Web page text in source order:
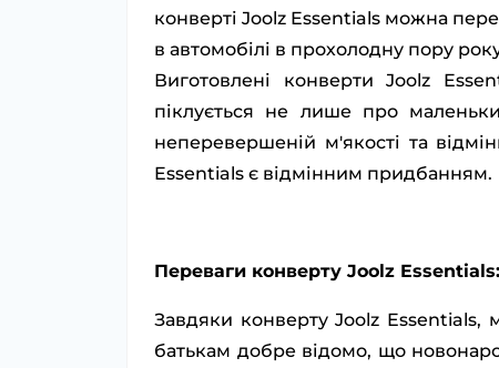
конверті Joolz Essentials можна
в автомобілі в прохолодну пору
Виготовлені конверти Joolz
піклується не лише про
неперевершеній м'якості та
Essentials є відмінним придбанням.
Переваги конверту Joolz Essentials:
Завдяки конверту Joolz
батькам добре відомо, що